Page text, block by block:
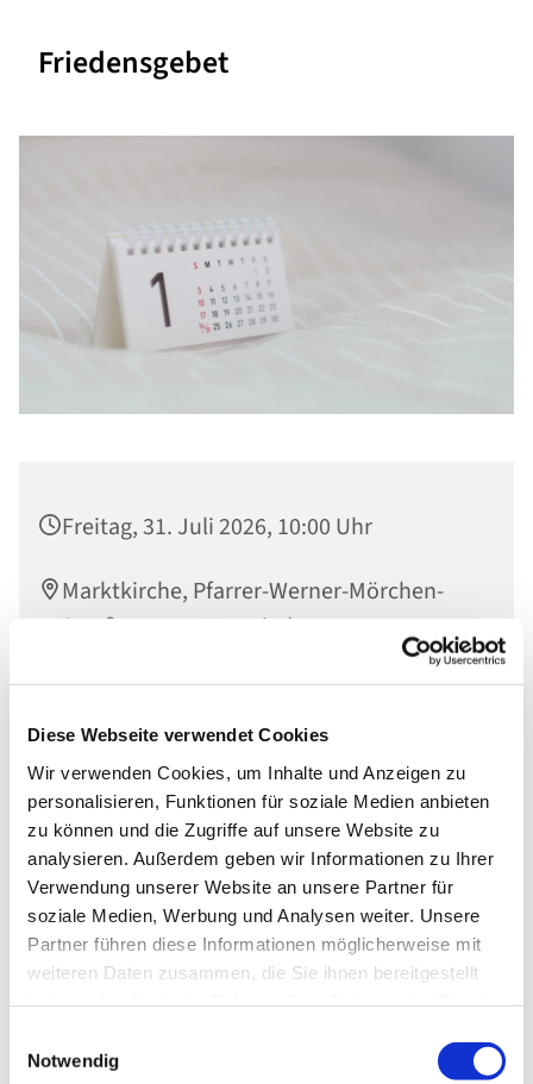
Diese Webseite verwendet Cookies
Wir verwenden Cookies, um Inhalte und Anzeigen zu
personalisieren, Funktionen für soziale Medien anbieten
zu können und die Zugriffe auf unsere Website zu
analysieren. Außerdem geben wir Informationen zu Ihrer
Verwendung unserer Website an unsere Partner für
soziale Medien, Werbung und Analysen weiter. Unsere
Partner führen diese Informationen möglicherweise mit
weiteren Daten zusammen, die Sie ihnen bereitgestellt
Notwendig
Friedensgebet
Freitag, 31. Juli 2026, 10:00 Uhr
Marktkirche, Pfarrer-Werner-Mörchen-
Straße, 56564 Neuwied